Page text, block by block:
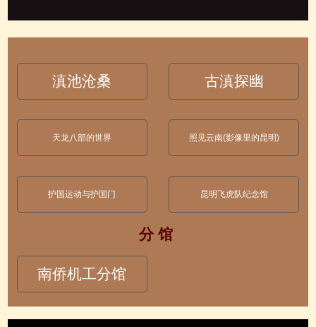
滇池沧桑 古滇探幽
天龙八部的世界 照见云南(影像里的昆明)
护国运动与护国门 昆明飞虎队纪念馆
分 馆
南侨机工分馆